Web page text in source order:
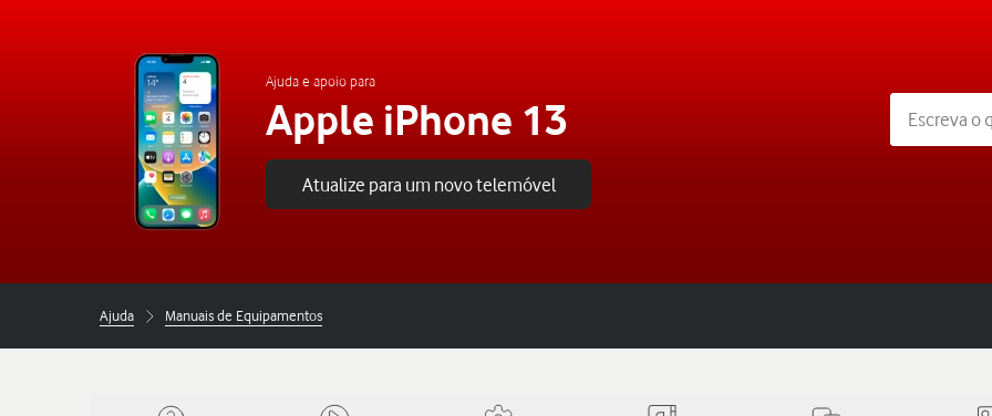
Ajuda e apoio para
Apple iPhone 13
Atualize para um novo telemóvel
Ajuda Manuais de Equipamentos